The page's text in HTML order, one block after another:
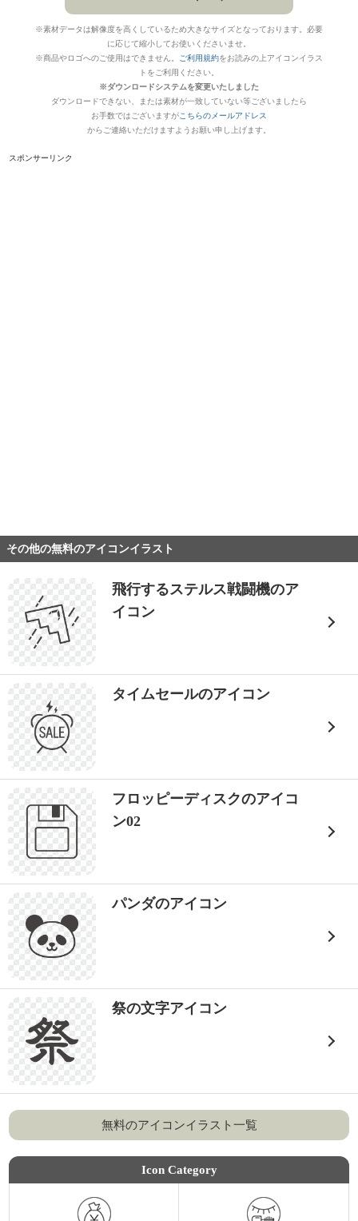
※素材データは解像度を高くしているため大きなサイズとなっております。必要
に応じて縮小してお使いくださいませ。
※商品やロゴへのご使用はできません。
ご利用規約をお読みの上アイコンイラス
トをご利用ください。
※ダウンロードシステムを変更いたしました
ダウンロードできない、または素材が一致していない等ございましたら
お手数ではございますがこちらのメールアドレス
からご連絡いただけますようお願い申し上げます。
スポンサーリンク
その他の無料のアイコンイラスト
飛行するステルス戦闘機のア
イコン
タイムセールのアイコン
フロッピーディスクのアイコ
ン02
パンダのアイコン
祭の文字アイコン
無料のアイコンイラスト一覧
Icon Category